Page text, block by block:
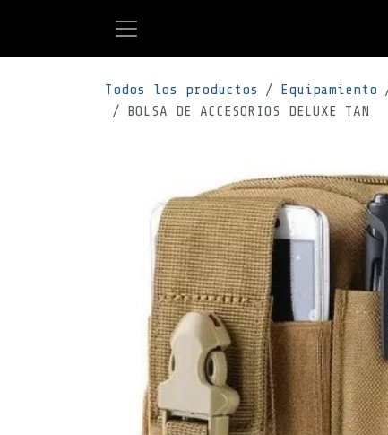
Todos los productos Equipamiento
BOLSA DE ACCESORIOS DELUXE TAN